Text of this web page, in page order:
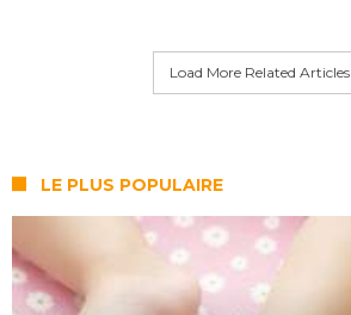
Load More Related Articles
LE PLUS POPULAIRE